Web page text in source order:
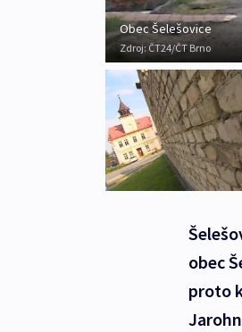
Obec Šelešovice
Zdroj: ČT24/ČT Brno
obec
proto